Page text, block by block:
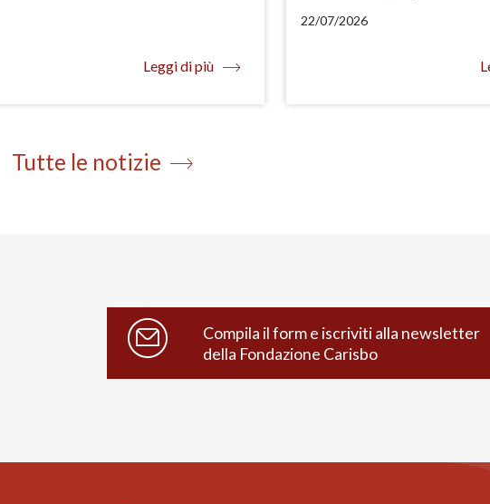
Leggi di più
22/07/2026
Tutte le notizie
Compila il form e iscriviti alla newsletter
della Fondazione Carisbo